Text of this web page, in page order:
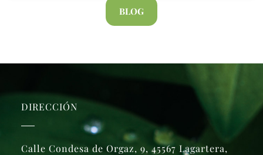
BLOG
DIRECCIÓN
Calle Condesa de Orgaz, 9, 45567 Lagartera,